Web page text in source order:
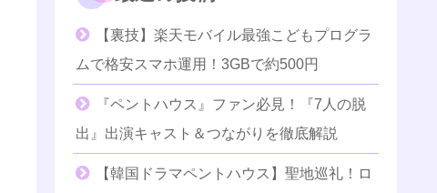
【裏技】楽天モバイル最強こどもプログラ
ムで格安スマホ運用！3GBで約500円
『ペントハウス』ファン必見！『7人の脱
出』出演キャスト＆つながりを徹底解説
【韓国ドラマペントハウス】聖地巡礼！ロ